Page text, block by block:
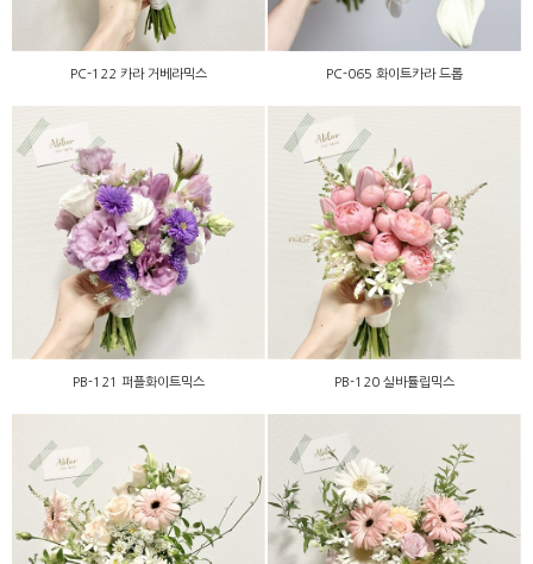
PC-122 카라 거베라믹스 PC-065 화이트카라 드롭
PB-121 퍼플화이트믹스
PB-121 퍼플화이트믹스
PB-120 실바튤립믹스
PB-120 실바튤립믹스
★PA-119 피치핑크믹스 ★PA-118 프리미엄 파스텔